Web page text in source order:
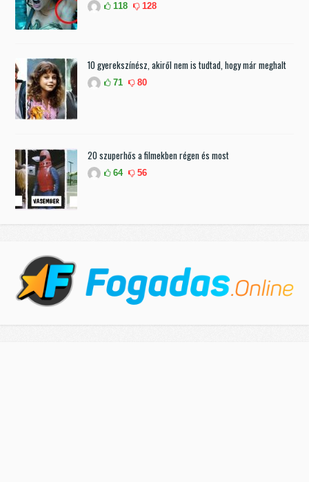
118 128
10 gyerekszínész, akiről nem is tudtad, hogy már meghalt
71 80
20 szuperhős a filmekben régen és most
64 56